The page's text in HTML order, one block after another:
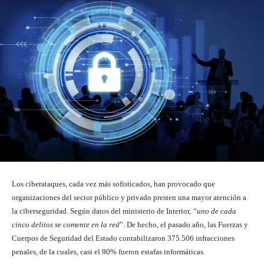
Los ciberataques, cada vez más sofisticados, han provocado que
organizaciones del sector público y privado presten una mayor atención a
la ciberseguridad. Según datos del ministerio de Interior, “uno de cada
cinco delitos se comente en la red”. De hecho, el pasado año, las Fuerzas y
Cuerpos de Seguridad del Estado contabilizaron 375.506 infracciones
penales, de la cuales, casi el 90% fueron estafas informáticas.